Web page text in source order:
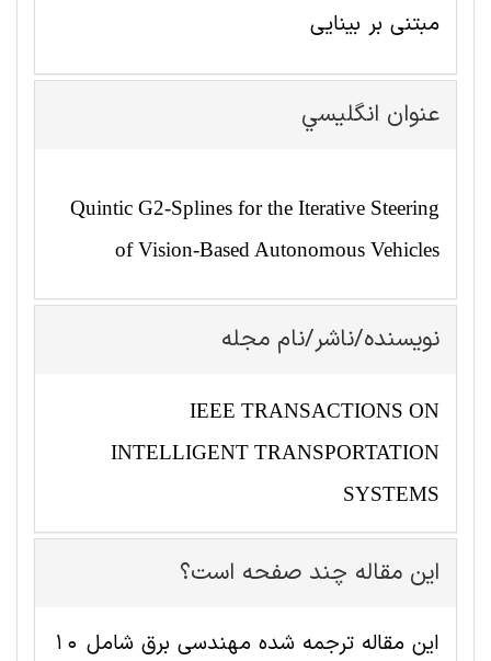
مبتنی بر بینایی
عنوان انگليسي
Quintic G2-Splines for the Iterative Steering
of Vision-Based Autonomous Vehicles
نویسنده/ناشر/نام مجله
IEEE TRANSACTIONS ON
INTELLIGENT TRANSPORTATION
SYSTEMS
این مقاله چند صفحه است؟
این مقاله ترجمه شده مهندسی برق شامل 10